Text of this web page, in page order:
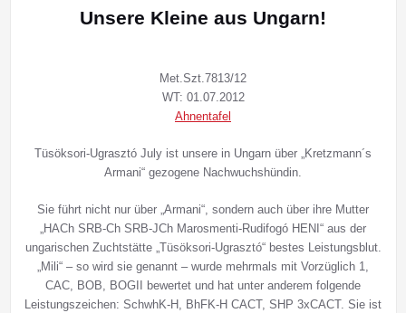
Unsere Kleine aus Ungarn!
Met.Szt.7813/12
WT: 01.07.2012
Ahnentafel
Tüsöksori-Ugrasztó July ist unsere in Ungarn über „Kretzmann´s
Armani“ gezogene Nachwuchshündin.
Sie führt nicht nur über „Armani“, sondern auch über ihre Mutter
„HACh SRB-Ch SRB-JCh Marosmenti-Rudifogó HENI“ aus der
ungarischen Zuchtstätte „Tüsöksori-Ugrasztó“ bestes Leistungsblut.
„Mili“ – so wird sie genannt – wurde mehrmals mit Vorzüglich 1,
CAC, BOB, BOGII bewertet und hat unter anderem folgende
Leistungszeichen: SchwhK-H, BhFK-H CACT, SHP 3xCACT. Sie ist